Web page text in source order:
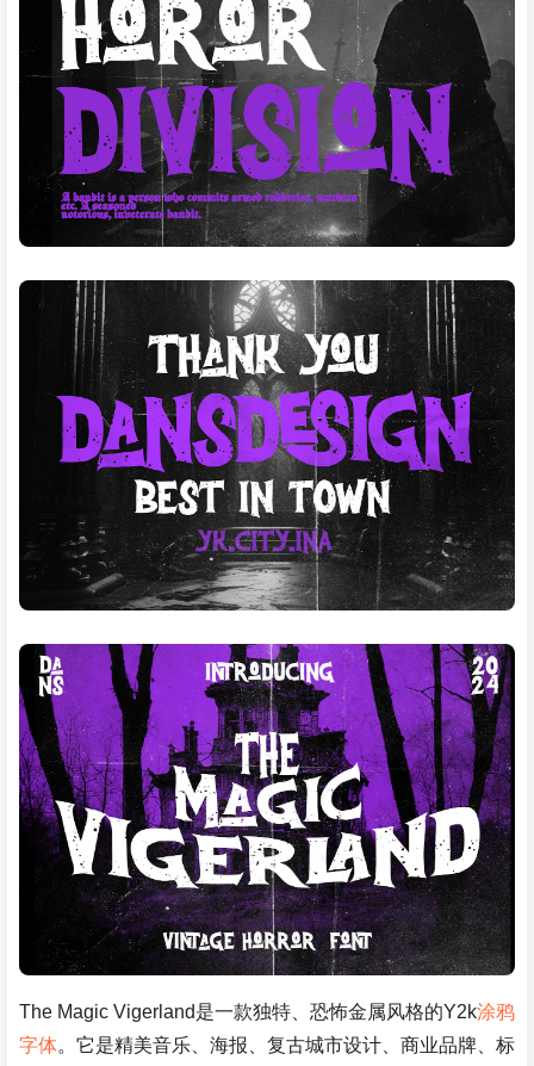
The Magic Vigerland是一款独特、恐怖金属风格的Y2k涂鸦
字体 。它是精美音乐、海报、复古城市设计、商业品牌、标